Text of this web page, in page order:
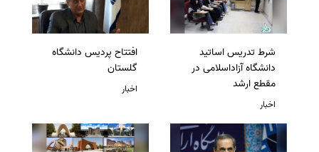
شرط تدریس اساتید
دانشگاه آزاداسلامی در
مقطع ارشد
اخبار
افتتاح پردیس دانشگاه
گلستان
اخبار